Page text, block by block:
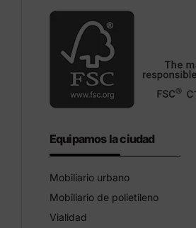
Equipamos la ciudad
Mobiliario urbano
Mobiliario de polietileno
Vialidad